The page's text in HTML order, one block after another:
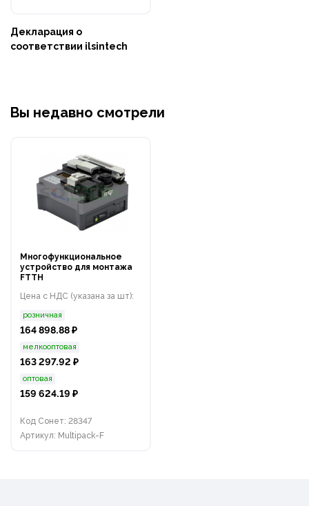
Декларация о
соответствии ilsintech
Вы недавно смотрели
Многофункциональное
устройство для монтажа
FTTH
Цена с НДС (указана за шт):
розничная
164 898.88 ₽
мелкооптовая
163 297.92 ₽
оптовая
159 624.19 ₽
Код Сонет: 28347
Артикул: Multipack-F